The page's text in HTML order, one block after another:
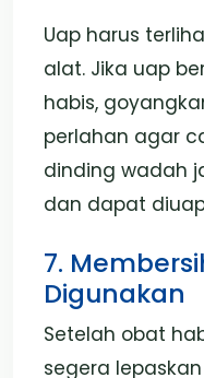
Uap harus
alat. Jika uap
habis,
perlahan agar
dinding wadah
dan dapat
7.
Digunakan
Setelah obat
segera